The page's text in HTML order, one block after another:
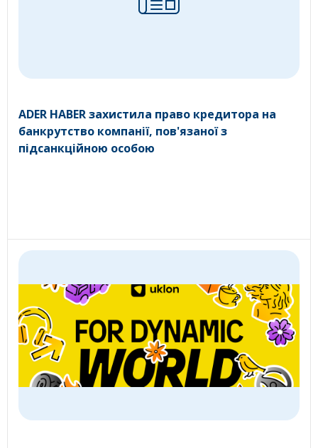
ADER HABER захистила право кредитора на
банкрутство компанії, пов'язаної з
підсанкційною особою